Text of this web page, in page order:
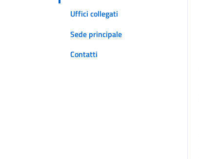
Uffici collegati
Sede principale
Contatti